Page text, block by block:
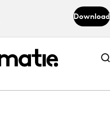
Download
Abonneer nu
Abonneer nu